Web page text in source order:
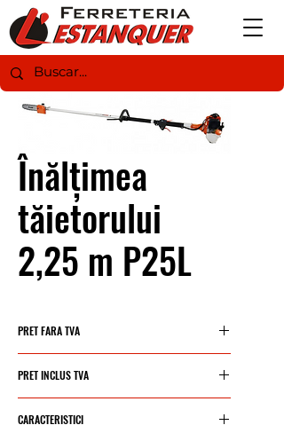
Înălțimea
tăietorului
2,25 m P25L
PRET FARA TVA
PRET INCLUS TVA
CARACTERISTICI